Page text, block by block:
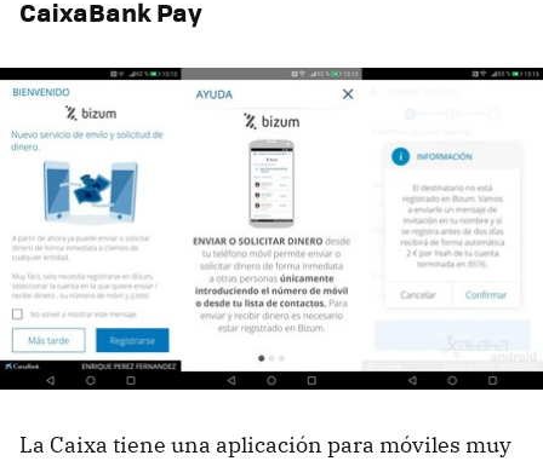
CaixaBank Pay
La Caixa tiene una aplicación para móviles muy